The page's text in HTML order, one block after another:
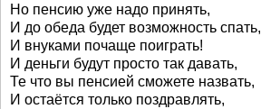
Но пенсию уже надо принять,
И до обеда будет возможность спать,
И внуками почаще поиграть!
И деньги будут просто так давать,
Те что вы пенсией сможете назвать,
И остаётся только поздравлять,